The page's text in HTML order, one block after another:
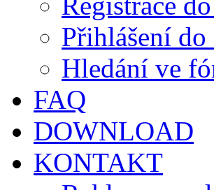
Přihlášení do
Hledání ve
FAQ
DOWNLOAD
KONTAKT